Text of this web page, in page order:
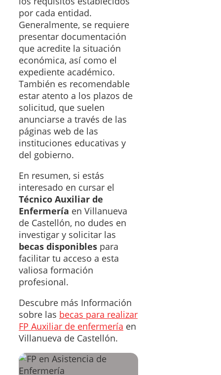
por cada entidad.
Generalmente, se requiere
presentar documentación
que acredite la situación
económica, así como el
expediente académico.
También es recomendable
estar atento a los plazos de
solicitud, que suelen
anunciarse a través de las
páginas web de las
instituciones educativas y
del gobierno.
En resumen, si estás
interesado en cursar el
Técnico Auxiliar de
Enfermería en Villanueva
de Castellón, no dudes en
investigar y solicitar las
becas disponibles para
facilitar tu acceso a esta
valiosa formación
profesional.
Descubre más Información
sobre las becas para realizar
FP Auxiliar de enfermería en
Villanueva de Castellón.